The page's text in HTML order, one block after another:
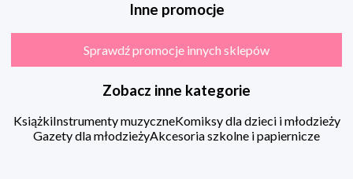
Inne promocje
Sprawdź promocje innych sklepów
Zobacz inne kategorie
KsiążkiInstrumenty muzyczneKomiksy dla dzieci i młodzieży
Gazety dla młodzieżyAkcesoria szkolne i papiernicze